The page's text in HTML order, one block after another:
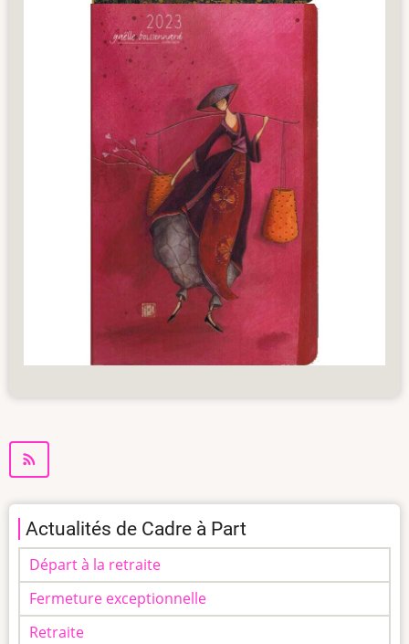
Actualités de Cadre à Part
Départ à la retraite
Fermeture exceptionnelle
Retraite